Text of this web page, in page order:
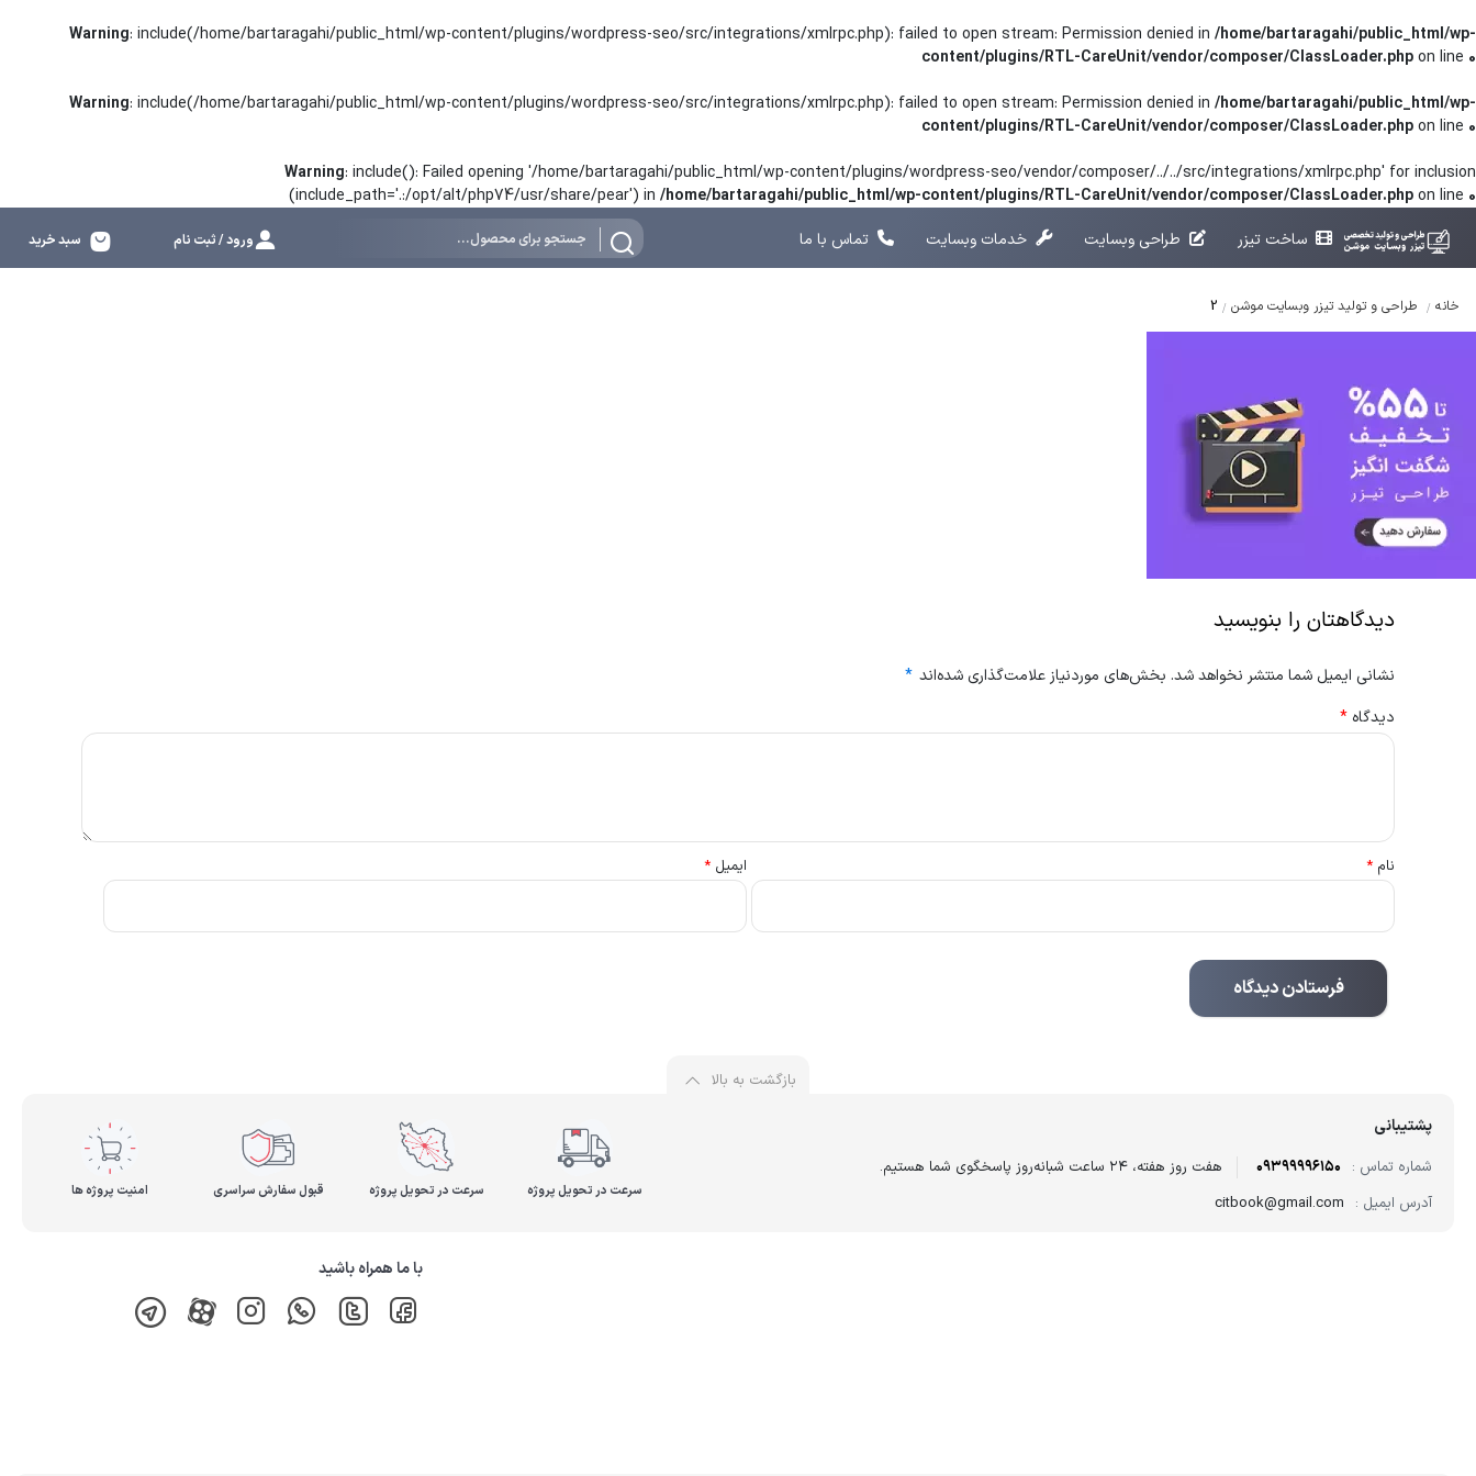
Warning: include(/home/bartaragahi/public_html/wp-content/plugins/wordpress-seo/src/integrations/xmlrpc.php): failed to open stream: Permission denied in /home/bartaragahi/public_html/wp-
content/plugins/RTL-CareUnit/vendor/composer/ClassLoader.phpon line 0
Warning: include(/home/bartaragahi/public_html/wp-content/plugins/wordpress-seo/src/integrations/xmlrpc.php): failed to open stream: Permission denied in /home/bartaragahi/public_html/wp-
content/plugins/RTL-CareUnit/vendor/composer/ClassLoader.phpon line 0
Warning: include(): Failed opening '/home/bartaragahi/public_html/wp-content/plugins/wordpress-seo/vendor/composer/../../src/integrations/xmlrpc.php' for inclusion
(include_path='.:/opt/alt/php74/usr/share/pear') in /home/bartaragahi/public_html/wp-content/plugins/RTL-CareUnit/vendor/composer/ClassLoader.phpon line 0
ساخت تیزر
طراحی وبسایت خدمات وبسایت تماس با ما ورود / ثبت نام سبد خرید
خانه طراحی و تولید تیزر وبسایت موشن 2
دیدگاهتان را بنویسید
نشانی ایمیل شما منتشر نخواهد شد. بخش‌های موردنیاز علامت‌گذاری شده‌اند *
دیدگاه *
نام * ایمیل*
بازگشت به بالا
پشتیبانی
شماره تماس : 09399996150
هفت روز هفته، ۲۴ ساعت شبانه‌روز پاسخگوی شما هستیم.
آدرس ایمیل : citbook@gmail.com
سرعت در تحویل پروژه سرعت در تحویل پروژه قبول سفارش سراسری امنیت پروژه ها
با ما همراه باشید